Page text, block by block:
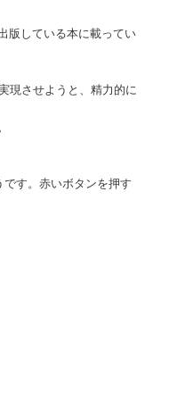
版している本に載ってい
現させようと、精力的に
す。赤いボタンを押す